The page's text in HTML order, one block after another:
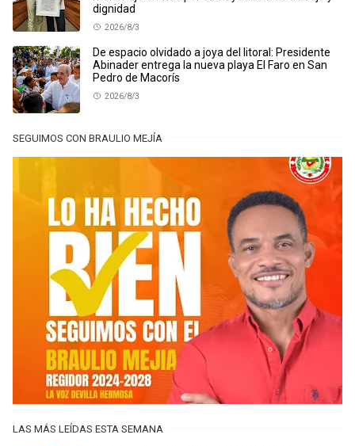
dignidad
2026/8/3
De espacio olvidado a joya del litoral: Presidente
Abinader entrega la nueva playa El Faro en San
Pedro de Macorís
2026/8/3
SEGUIMOS CON BRAULIO MEJÍA
LAS MÁS LEÍDAS ESTA SEMANA